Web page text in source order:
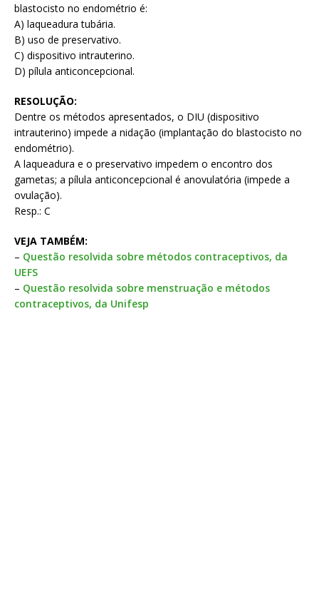
blastocisto no endométrio é:
A) laqueadura tubária.
B) uso de preservativo.
C) dispositivo intrauterino.
D) pílula anticoncepcional.
RESOLUÇÃO:
Dentre os métodos apresentados, o DIU (dispositivo
intrauterino) impede a nidação (implantação do blastocisto no
endométrio).
A laqueadura e o preservativo impedem o encontro dos
gametas; a pílula anticoncepcional é anovulatória (impede a
ovulação).
Resp.: C
VEJA TAMBÉM:
– Questão resolvida sobre métodos contraceptivos, da
UEFS
– Questão resolvida sobre menstruação e métodos
contraceptivos, da Unifesp